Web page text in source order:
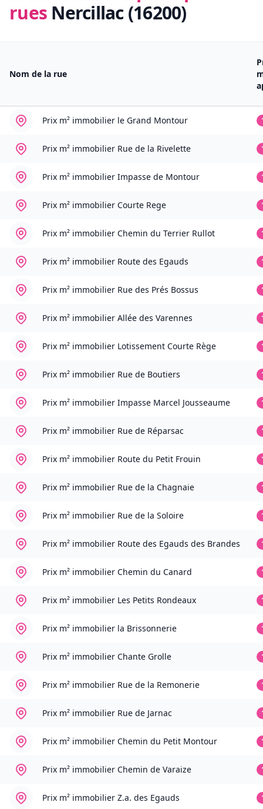
rues Nercillac (16200)
Nom de la rue
Prix m² immobilier le Grand Montour
Prix m² immobilier Rue de la Rivelette
Prix m² immobilier Impasse de Montour
Prix m² immobilier Courte Rege
Prix m² immobilier Chemin du Terrier Rullot
Prix m² immobilier Route des Egauds
Prix m² immobilier Rue des Prés Bossus
Prix m² immobilier Allée des Varennes
Prix m² immobilier Lotissement Courte Rège
Prix m² immobilier Rue de Boutiers
Prix m² immobilier Impasse Marcel Jousseaume
Prix m² immobilier Rue de Réparsac
Prix m² immobilier Route du Petit Frouin
Prix m² immobilier Rue de la Chagnaie
Prix m² immobilier Rue de la Soloire
Prix m² immobilier Route des Egauds des Brandes
Prix m² immobilier Chemin du Canard
Prix m² immobilier Les Petits Rondeaux
Prix m² immobilier la Brissonnerie
Prix m² immobilier Chante Grolle
Prix m² immobilier Rue de la Remonerie
Prix m² immobilier Rue de Jarnac
Prix m² immobilier Chemin du Petit Montour
Prix m² immobilier Chemin de Varaize
Prix m² immobilier Z.a. des Egauds